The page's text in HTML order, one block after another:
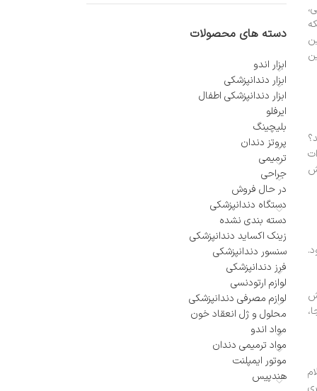
دسته های محصولات
ابزار اندو
ابزار دندانپزشکی
ابزار دندانپزشکی اطفال
ایرفلو
بلیچینگ
پروتز دندان
ترمیمی
جراحی
در حال فروش
دستگاه دندانپزشکی
دسته بندی نشده
زینک اکساید دندانپزشکی
سنسور دندانپزشکی
فرز دندانپزشکی
لوازم ارتودنسی
لوازم مصرفی دندانپزشکی
محلول و ژل انعقاد خون
مواد اندو
مواد ترمیمی دندان
موتور ایمپلنت
هندپیس